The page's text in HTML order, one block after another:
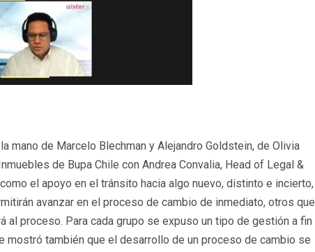
mano de Marcelo Blechman y Alejandro Goldstein, de Olivia
de Bupa Chile con Andrea Convalia, Head of Legal &
el apoyo en el tránsito hacia algo nuevo, distinto e incierto,
avanzar en el proceso de cambio de inmediato, otros que
proceso. Para cada grupo se expuso un tipo de gestión a fin
mostró también que el desarrollo de un proceso de cambio se